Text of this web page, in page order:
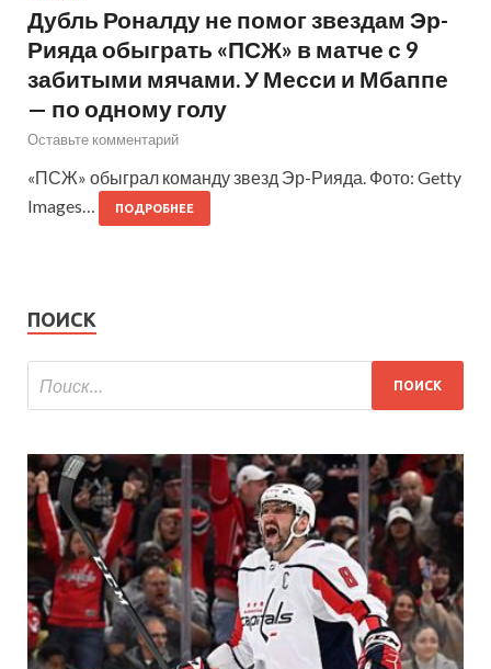
Дубль Роналду не помог звездам Эр-
Рияда обыграть «ПСЖ» в матче с 9
забитыми мячами. У Месси и Мбаппе
— по одному голу
Оставьте комментарий
«ПСЖ» обыграл команду звезд Эр-Рияда. Фото: Getty
Images…
ПОДРОБНЕЕ
ПОИСК